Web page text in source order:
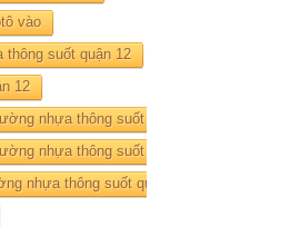
vào
thông suốt quận 12
12
nhựa thông suốt quận 12
nhựa thông suốt quận 12
nhựa thông suốt quận 12